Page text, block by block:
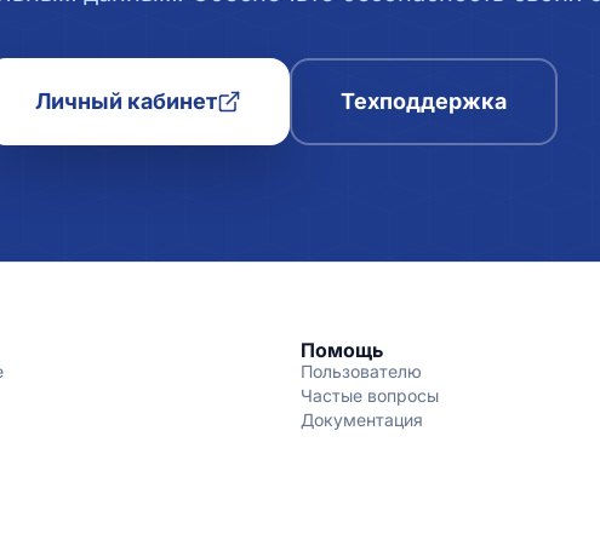
Личный кабинет Техподдержка
Помощь
Пользователю
Частые вопросы
Документация